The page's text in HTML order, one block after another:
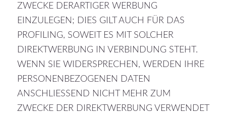
ZWECKE DERARTIGER WERBUNG
EINZULEGEN; DIES GILT AUCH FÜR DAS
PROFILING, SOWEIT ES MIT SOLCHER
DIREKTWERBUNG IN VERBINDUNG STEHT.
WENN SIE WIDERSPRECHEN, WERDEN IHRE
PERSONENBEZOGENEN DATEN
ANSCHLIESSEND NICHT MEHR ZUM
ZWECKE DER DIREKTWERBUNG VERWENDET